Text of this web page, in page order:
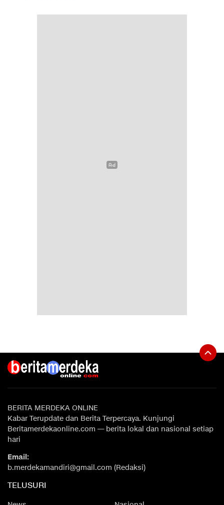
BERITA MERDEKA ONLINE
Kabar Terupdate dan Berita Terpercaya. Kunjungi
Beritamerdekaonline.com — berita lokal dan nasional setiap
hari
Email:
b.merdekamandiri@gmail.com (Redaksi)
TELUSURI